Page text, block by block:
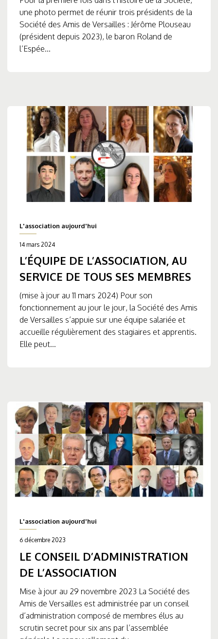
une photo permet de réunir trois présidents de la
Société des Amis de Versailles : Jérôme Plouseau
(président depuis 2023), le baron Roland de
l’Espée...
L'association aujourd'hui
14 mars 2024
L’ÉQUIPE DE L’ASSOCIATION, AU
SERVICE DE TOUS SES MEMBRES
(mise à jour au 11 mars 2024) Pour son
fonctionnement au jour le jour, la Société des Amis
de Versailles s’appuie sur une équipe salariée et
accueille régulièrement des stagiaires et apprentis.
Elle peut...
L'association aujourd'hui
6 décembre 2023
LE CONSEIL D’ADMINISTRATION
DE L’ASSOCIATION
Mise à jour au 29 novembre 2023 La Société des
Amis de Versailles est administrée par un conseil
d’administration composé de membres élus au
scrutin secret pour six ans par l’assemblée